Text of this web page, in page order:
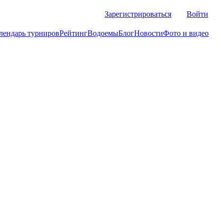
Зарегистрироваться Войти
турнировРейтингВодоемыБлогНовостиФото и видео